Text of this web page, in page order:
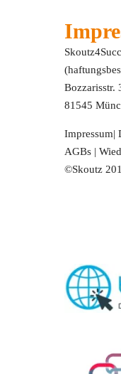
Bozzarisstr.
81545
Impressum|
AGBs |
©Skoutz